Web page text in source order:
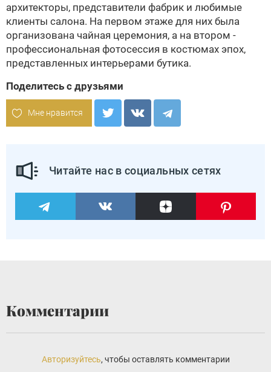
архитекторы, представители фабрик и любимые
клиенты салона. На первом этаже для них была
организована чайная церемония, а на втором -
профессиональная фотосессия в костюмах эпох,
представленных интерьерами бутика.
Поделитесь с друзьями
Мне нравится
Читайте нас в социальных сетях
Комментарии
Авторизуйтесь, чтобы оставлять комментарии